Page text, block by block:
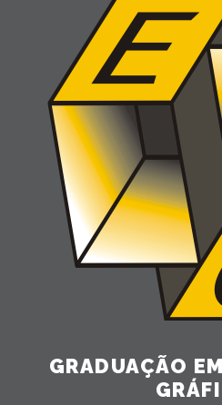
GRADUAÇÃO